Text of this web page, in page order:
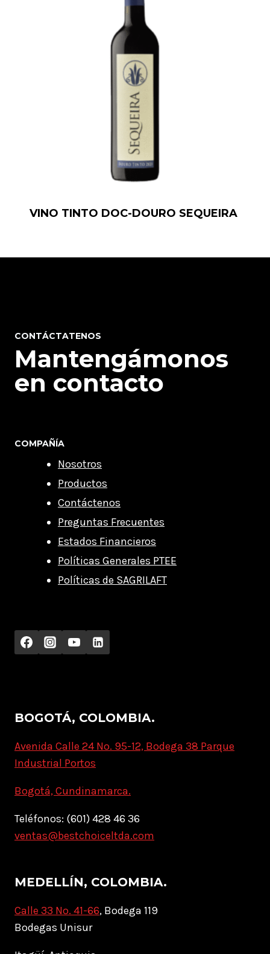
VINO TINTO DOC-DOURO SEQUEIRA
CONTÁCTATENOS
Mantengámonos
en contacto
COMPAÑÍA
Nosotros
Productos
Contáctenos
Preguntas Frecuentes
Estados Financieros
Políticas Generales PTEE
Políticas de SAGRILAFT
BOGOTÁ, COLOMBIA.
Avenida Calle 24 No. 95-12, Bodega 38 Parque
Industrial Portos
Bogotá, Cundinamarca.
Teléfonos: (601) 428 46 36
ventas@bestchoiceltda.com
MEDELLÍN, COLOMBIA.
Calle 33 No. 41-66, Bodega 119
Bodegas Unisur